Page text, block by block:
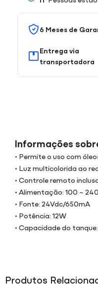
6 Meses de
Entrega via
transportadora
Informações
• Permite o uso com
• Luz multicolorida ao
• Controle remoto
• Alimentação: 100 ~
• Fonte: 24Vdc/650mA
• Potência: 12W
• Capacidade do
Produtos